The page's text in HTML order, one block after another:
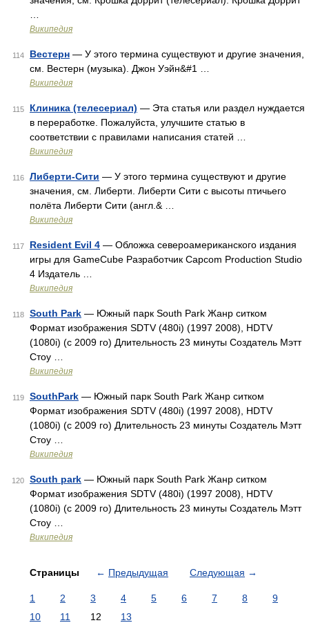
Википедия
114 Вестерн — У этого термина существуют и другие значения,
см. Вестерн (музыка). Джон Уэйн&#1 …
Википедия
115 Клиника (телесериал) — Эта статья или раздел нуждается
в переработке. Пожалуйста, улучшите статью в
соответствии с правилами написания статей …
Википедия
116 Либерти-Сити — У этого термина существуют и другие
значения, см. Либерти. Либерти Сити с высоты птичьего
полёта Либерти Сити (англ.& …
Википедия
117 Resident Evil 4 — Обложка североамериканского издания
игры для GameCube Разработчик Capcom Production Studio
4 Издатель …
Википедия
118 South Park — Южный парк South Park Жанр ситком
Формат изображения SDTV (480i) (1997 2008), HDTV
(1080i) (с 2009 го) Длительность 23 минуты Создатель Мэтт
Стоу …
Википедия
119 SouthPark — Южный парк South Park Жанр ситком
Формат изображения SDTV (480i) (1997 2008), HDTV
(1080i) (с 2009 го) Длительность 23 минуты Создатель Мэтт
Стоу …
Википедия
120 South park — Южный парк South Park Жанр ситком
Формат изображения SDTV (480i) (1997 2008), HDTV
(1080i) (с 2009 го) Длительность 23 минуты Создатель Мэтт
Стоу …
Википедия
Страницы ← Предыдущая Следующая →
1 2 3 4 5 6 7 8
9
10
11 12 13